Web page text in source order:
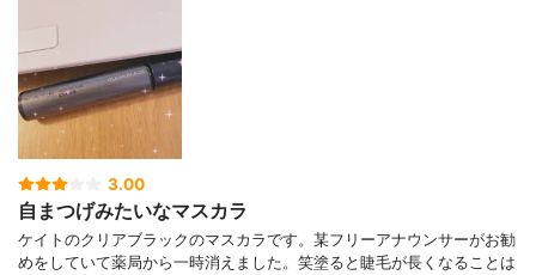
3.00
自まつげみたいなマスカラ
ケイトのクリアブラックのマスカラです。某フリーアナウンサーがお勧
めをしていて薬局から一時消えました。笑塗ると睫毛が長くなることは